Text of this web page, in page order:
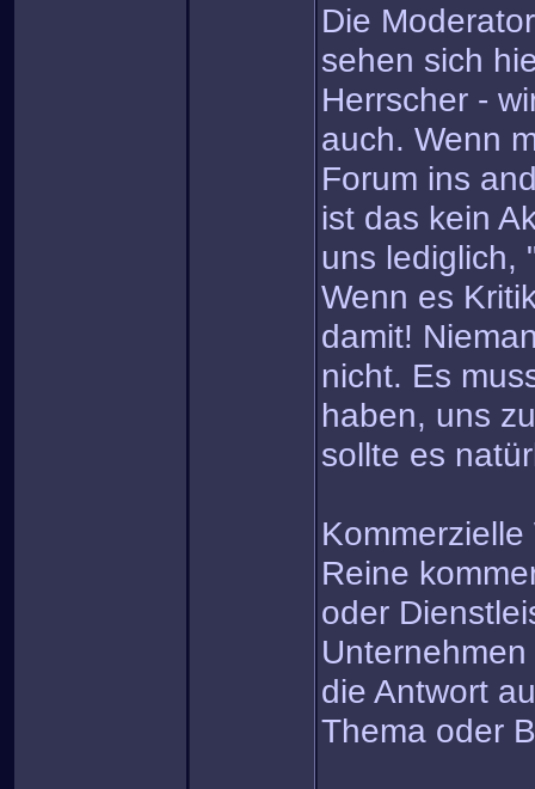
Die
sehen sich
Herrscher -
auch. Wenn
Forum ins
ist das kein
uns lediglich,
Wenn es
damit!
nicht. Es
haben, uns
sollte es
Reine
oder
die Antwort
Thema oder